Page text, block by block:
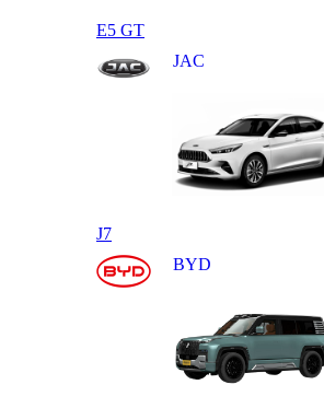
E5 GT
JAC
J7
BYD